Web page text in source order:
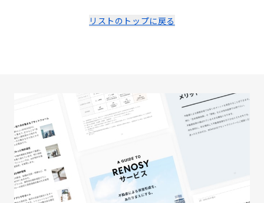
リストのトップに戻る